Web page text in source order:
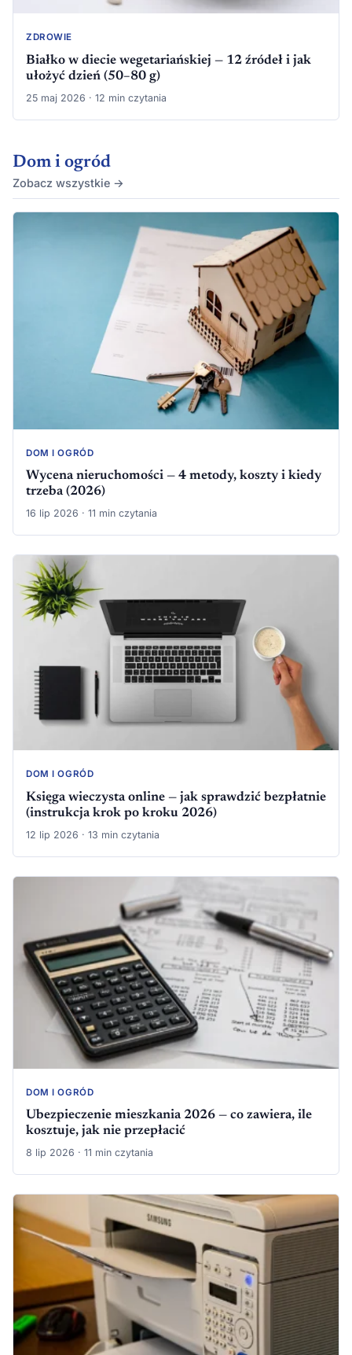
ZDROWIE
Białko w diecie wegetariańskiej — 12 źródeł i jak
ułożyć dzień (50–80 g)
25 maj 2026 · 12 min czytania
Dom i ogród
Zobacz wszystkie →
DOM I OGRÓD
Wycena nieruchomości — 4 metody, koszty i kiedy
trzeba (2026)
16 lip 2026 · 11 min czytania
DOM I OGRÓD
Księga wieczysta online — jak sprawdzić bezpłatnie
(instrukcja krok po kroku 2026)
12 lip 2026 · 13 min czytania
DOM I OGRÓD
Ubezpieczenie mieszkania 2026 — co zawiera, ile
kosztuje, jak nie przepłacić
8 lip 2026 · 11 min czytania